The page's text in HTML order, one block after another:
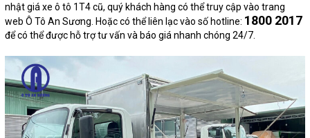
nhật giá xe ô tô 1T4 cũ, quý khách hàng có thể truy cập vào trang
web Ô Tô An Sương. Hoặc có thể liên lạc vào số hotline: 1800 2017
để có thể được hỗ trợ tư vấn và báo giá nhanh chóng 24/7.